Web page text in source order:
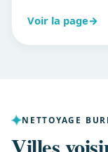
Voir la page→
NETTOYAGE